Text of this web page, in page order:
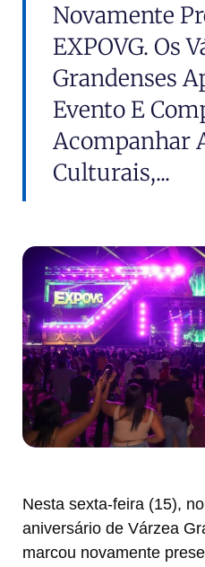
Novamente
EXPOVG. Os
Grandenses
Evento E
Acompanhar
Culturais,...
Nesta sexta-feira (15),
aniversário de Várzea
marcou novamente